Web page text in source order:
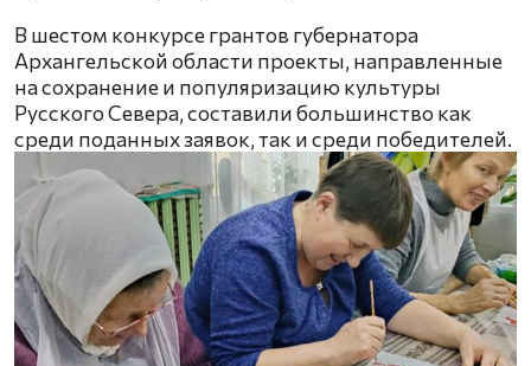
В шестом конкурсе грантов губернатора
Архангельской области проекты, направленные
на сохранение и популяризацию культуры
Русского Севера, составили большинство как
среди поданных заявок, так и среди победителей.